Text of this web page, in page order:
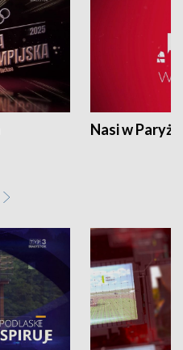
Nasi w Paryżu